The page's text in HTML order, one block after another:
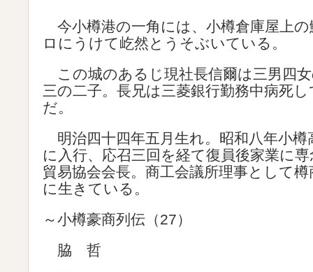
今小樽港の一角には、小樽倉庫屋上の
ロにうけて屹然とうそぶいている。
この城のあるじ現社長信爾は三男四
三の二子。長兄は三菱銀行勤務中病死
だ。
明治四十四年五月生れ。昭和八年小樽
に入行、応召三回を経て復員後家業に
貿易協会会長。商工会議所理事として
に生きている。
～小樽豪商列伝（27）
脇 哲